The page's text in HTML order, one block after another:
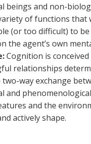
beings and non-
of functions that
(or too difficult) to be
the agent’s own
Cognition is
relationships
two-way exchange
and
and the
actively shape.